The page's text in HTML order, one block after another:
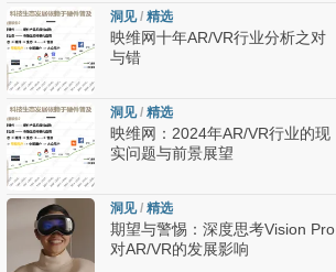
洞见/ 精选
映维网十年AR/VR行业分析之对
与错
洞见/ 精选
映维网：2024年AR/VR行业的现
实问题与前景展望
洞见/ 精选
期望与警惕：深度思考Vision Pro
对AR/VR的发展影响